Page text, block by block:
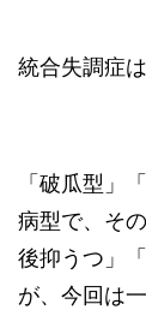
統合失調症
「破瓜型」
病型で、そ
後抑うつ」
が、今回は